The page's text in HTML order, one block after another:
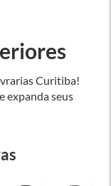
Curitiba!
expanda seus
para novos
viajar sem sair do
crescimento